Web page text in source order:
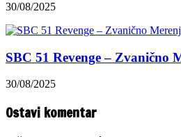
30/08/2025
SBC 51 Revenge – Zvanično
30/08/2025
Ostavi komentar